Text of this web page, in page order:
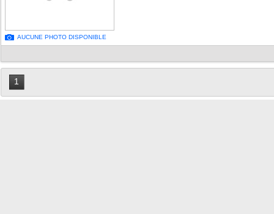
AUCUNE PHOTO DISPONIBLE
1